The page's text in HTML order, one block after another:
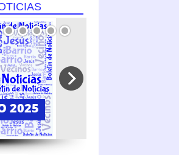
2025